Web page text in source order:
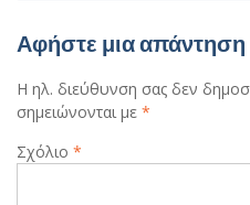
Αφήστε μια απάντηση
Η ηλ. διεύθυνση σας δεν
σημειώνονται με *
Σχόλιο *